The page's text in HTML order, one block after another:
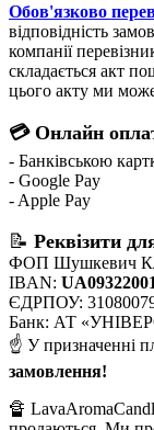
Обов'язково
відповідність
компанії
складається акт
цього акту ми
💳 Онлайн
- Банківською
- Google Pay
- Apple Pay
📝 Реквізити
ФОП Шушкевич
IBAN:
ЄДРПОУ:
Банк: АТ
☝️ У призначенні
замовлення!
🔏